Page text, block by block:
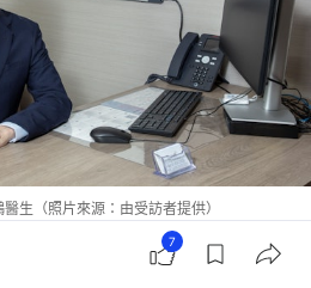
生（照片來源：由受訪者提供）
7